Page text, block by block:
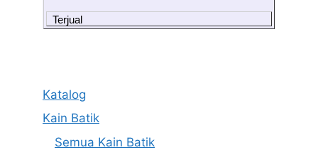
Terjual
Katalog
Kain Batik
Semua Kain Batik